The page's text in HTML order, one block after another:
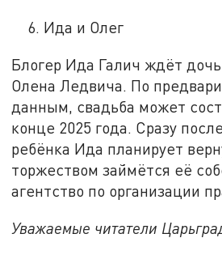
Ида и Олег
Блогер Ида Галич ждёт
Олена Ледвича. По
данным, свадьба может
конце 2025 года. Сразу
ребёнка Ида планирует
торжеством займётся её
агентство по организации
Уважаемые читатели